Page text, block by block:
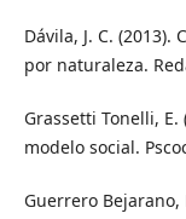
Dávila, J. C.
por naturaleza.
Grassetti Tonelli,
modelo social.
Guerrero Bejarano,